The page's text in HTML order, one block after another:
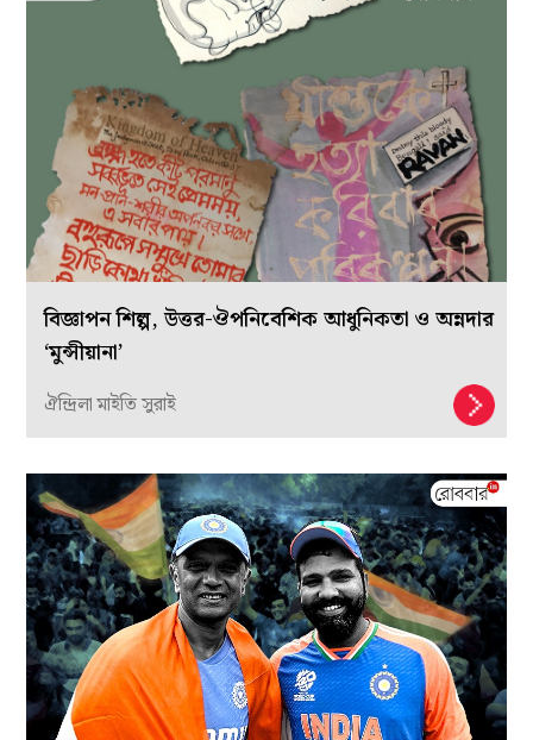
বিজ্ঞাপন শিল্প, উত্তর-ঔপনিবেশিক আধুনিকতা ও অন্নদার
‘মুন্সীয়ানা’
ঐন্দ্রিলা মাইতি সুরাই